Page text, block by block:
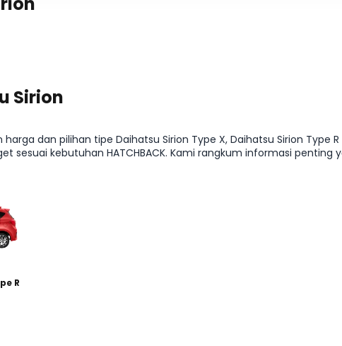
Sirion
dan pilihan tipe Daihatsu Sirion Type X, Daihatsu Sirion Type
sesuai kebutuhan HATCHBACK. Kami rangkum informasi penting
R